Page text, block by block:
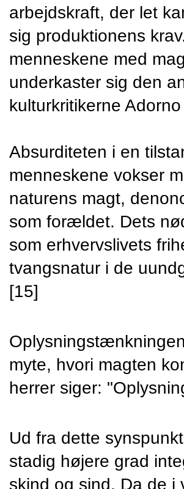
arbejdskraft, der let
sig produktionens
menneskene med
underkaster sig den
kulturkritikerne
Absurditeten i en
menneskene vokser
naturens magt,
som forældet. Dets
som erhvervslivets
tvangsnatur i de
[15]
myte, hvori magten
herrer siger:
Ud fra dette
stadig højere grad
skind og sind. Da de